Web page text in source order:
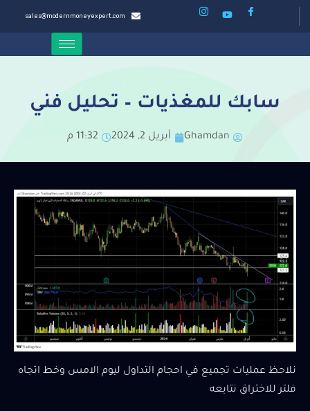
sales@modernmoneyexpert.com
سابك للمغذيات – تحليل فني
Ghamdan أبريل 2, 2024 11:32 م
نلاحظ عمليات تجميع في احجام التداول ليوم الامس وخط اتجاه
فلتر للاختراق نتابعه